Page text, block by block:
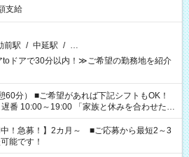
支給
前駅 / 中延駅 / …
ドアで30分以内！≫ご希望の勤務地を紹介
記シフトもOK！
「家族と休みを合わせた
夕飯の準備がしたい」 「できれば残業はし
を教えてくださいね。 ※Wワーク希望
事で希望する勤務時間と、もう1つのお仕事
で週40時間を超える場合は応募できません。
中！急募！】2カ月～ ■ご応募から最短2～3
能です！